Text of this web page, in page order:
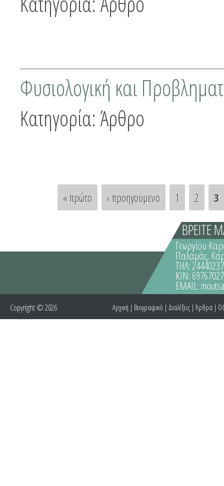
Φυσιολογική και
Κατηγορία: Άρθρο
« πρώτο ‹ προηγούμενο 1 2 3
ΒΡΕΙΤΕ
Γεωργίου
Παλαμάς,
ΤΗΛ:
ΚΙΝ:
EMAIL:
Copyright © 2026 Αρχική | Βιογραφικό | Διαλέξεις | Άρθρα |